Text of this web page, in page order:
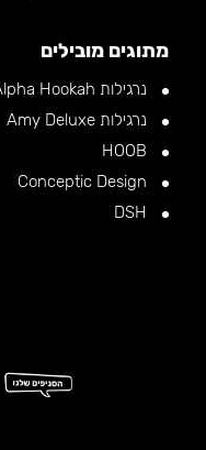
מתוגים מובילים
נרגילות Alpha Hookah
נרגילות Amy Deluxe